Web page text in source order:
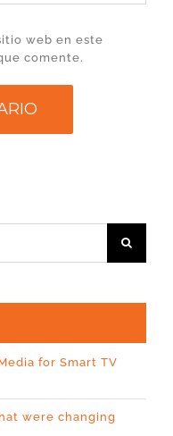
web en este
comente.
for Smart TV
were changing